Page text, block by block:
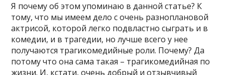
Я почему об этом упоминаю в данной статье? К
тому, что мы имеем дело с очень разноплановой
актрисой, которой легко подвластно сыграть и в
комедии, и в трагедии, но лучше всего у нее
получаются трагикомедийные роли. Почему? Да
потому что она сама такая – трагикомедийная по
жизни. И, кстати, очень добрый и отзывчивый